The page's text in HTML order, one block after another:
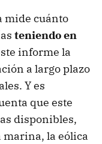
mide cuánto
teniendo en
informe la
a largo plazo
Y es
que este
disponibles,
marina, la eólica